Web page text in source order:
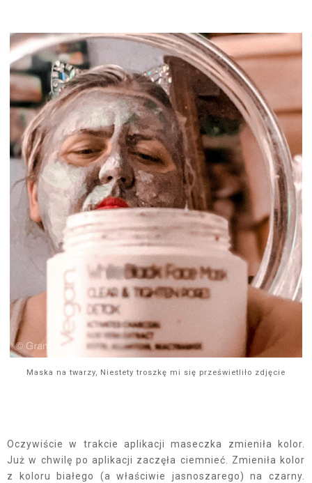
Maska na twarzy, Niestety troszkę mi się prześwietliło zdjęcie
Oczywiście w trakcie aplikacji maseczka zmieniła kolor.
Już w chwilę po aplikacji zaczęła ciemnieć. Zmieniła kolor
z koloru białego (a właściwie jasnoszarego) na czarny.